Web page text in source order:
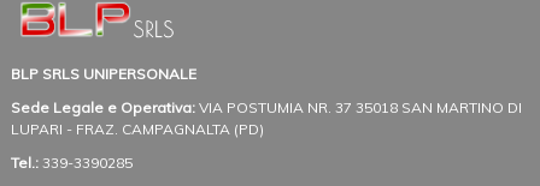
BLP SRLS UNIPERSONALE
Sede Legale e Operativa:VIA POSTUMIA NR. 3735018 SAN MARTINO DI
LUPARI - FRAZ. CAMPAGNALTA (PD)
Tel.: 339-3390285